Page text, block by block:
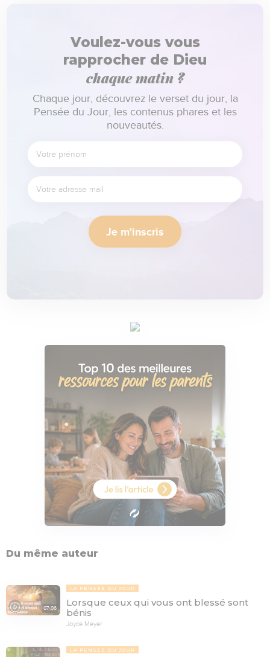
Voulez-vous vous
rapprocher de Dieu
chaque matin ?
Chaque jour, découvrez le verset du jour, la
Pensée du Jour, les contenus phares et les
nouveautés.
Je m'inscris
Du même auteur
07:06
LA PENSÉE DU JOUR
Lorsque ceux qui vous ont blessé sont
bénis
Joyce Meyer
LA PENSÉE DU JOUR